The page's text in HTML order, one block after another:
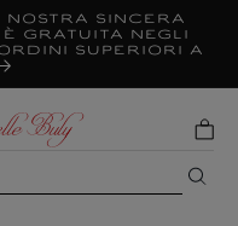
nostra sincera
è gratuita negli
superiori a